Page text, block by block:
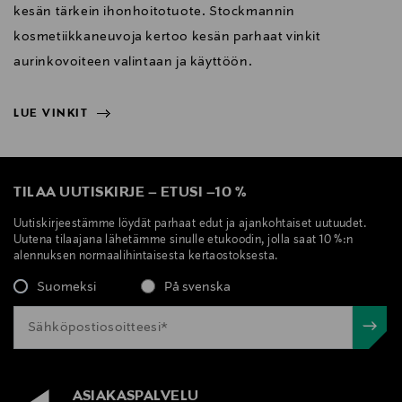
kesän tärkein ihonhoitotuote. Stockmannin
kosmetiikkaneuvoja kertoo kesän parhaat vinkit
aurinkovoiteen valintaan ja käyttöön.
LUE VINKIT
TILAA UUTISKIRJE – ETUSI –10 %
Uutiskirjeestämme löydät parhaat edut ja ajankohtaiset uutuudet.
Uutena tilaajana lähetämme sinulle etukoodin, jolla saat 10 %:n
alennuksen normaalihintaisesta kertaostoksesta.
Suomeksi På svenska
ASIAKASPALVELU